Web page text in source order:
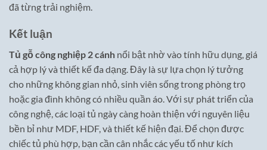
đã từng trải nghiệm.
Kết luận
Tủ gỗ công nghiệp 2 cánh nổi bật nhờ vào tính hữu dụng, giá
cả hợp lý và thiết kế đa dạng. Đây là sự lựa chọn lý tưởng
cho những không gian nhỏ, sinh viên sống trong phòng trọ
hoặc gia đình không có nhiều quần áo. Với sự phát triển của
công nghệ, các loại tủ ngày càng hoàn thiện với nguyên liệu
bền bỉ như MDF, HDF, và thiết kế hiện đại. Để chọn được
chiếc tủ phù hợp, bạn cần cân nhắc các yếu tố như kích